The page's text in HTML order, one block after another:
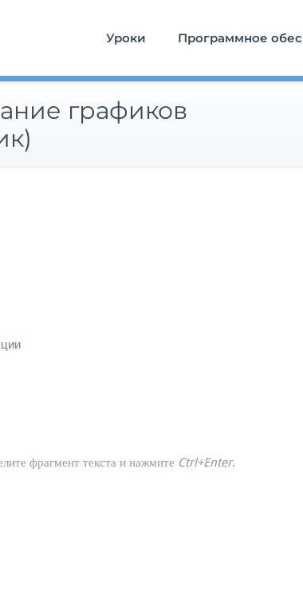
Уроки Программное
графиков
фрагмент текста и нажмите Ctrl+Enter.